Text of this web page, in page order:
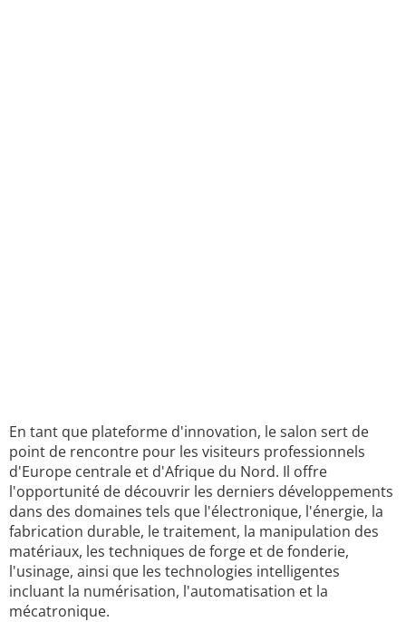
En tant que plateforme d'innovation, le salon sert de
point de rencontre pour les visiteurs professionnels
d'Europe centrale et d'Afrique du Nord. Il offre
l'opportunité de découvrir les derniers développements
dans des domaines tels que l'électronique, l'énergie, la
fabrication durable, le traitement, la manipulation des
matériaux, les techniques de forge et de fonderie,
l'usinage, ainsi que les technologies intelligentes
incluant la numérisation, l'automatisation et la
mécatronique.